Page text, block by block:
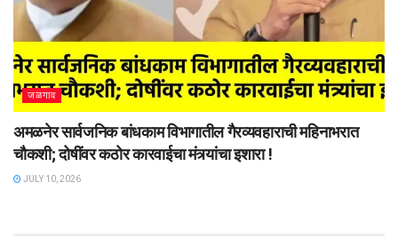
जळगाव
अमळनेर सार्वजनिक बांधकाम विभागातील गैरव्यवहाराची महिनाभरात
चौकशी; दोषींवर कठोर कारवाईचा मंत्र्यांचा इशारा !
JULY 10, 2026